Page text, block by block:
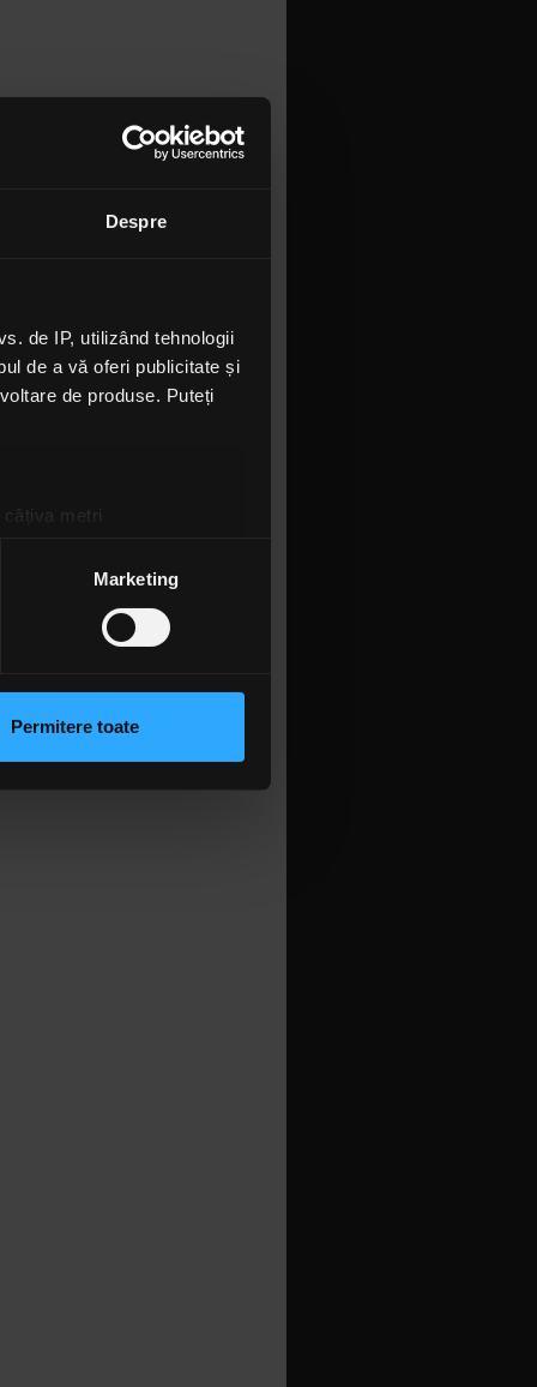
Despre
de IP, utilizând tehnologii
de a vă oferi publicitate și
de produse. Puteți
metri
la
secțiunea cu detalii
cu privire la modul în
urma folosirii serviciilor
Marketing
Permitere toate
că furtul
și
la 600